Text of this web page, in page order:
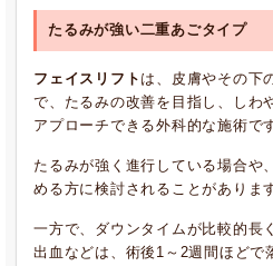
たるみが強い二重あごタイプ
フェイスリフト は、皮膚やその下
で、たるみの改善を目指し、しわ
アプローチできる外科的な施術で
たるみが強く進行している場合や
める方に検討されることがありま
一方で、ダウンタイムが比較的長
出血などは、術後1～2週間ほどで